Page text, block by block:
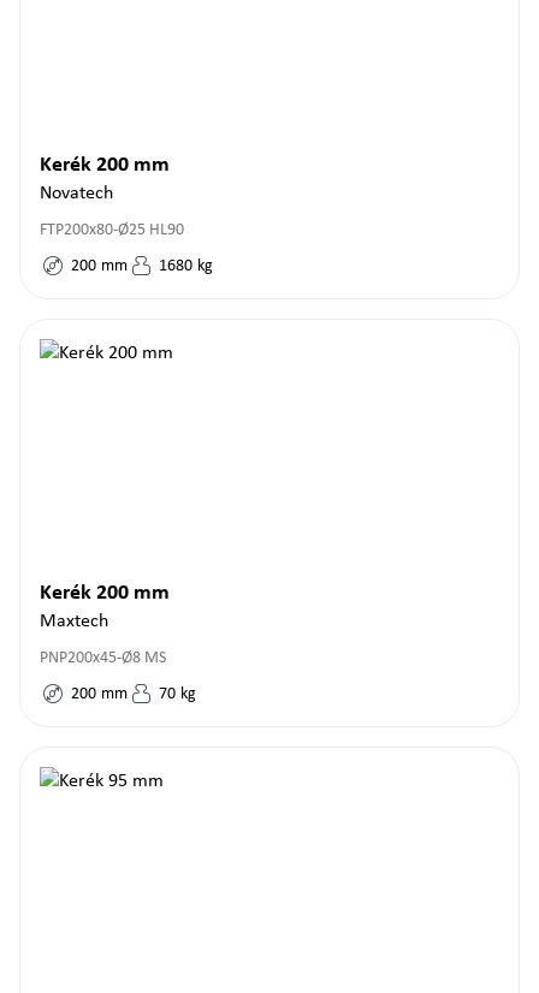
Kerék 200 mm
Novatech
FTP200x80-Ø25 HL90
200 mm 1680 kg
Kerék 200 mm
Maxtech
PNP200x45-Ø8 MS
200 mm 70 kg